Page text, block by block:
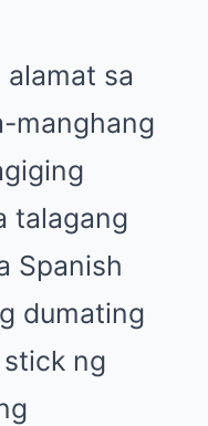
alamat sa
manghang
talagang
Spanish
dumating
ng